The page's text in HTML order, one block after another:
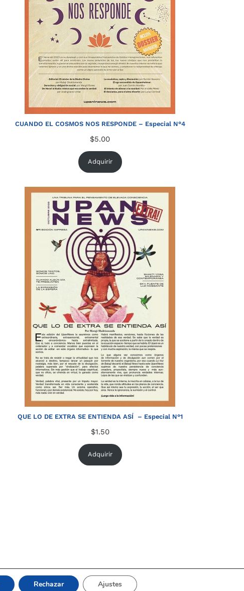
CUANDO EL COSMOS NOS RESPONDE – Especial N°4
$5.00
Adquirir
QUE LO DE EXTRA SE ENTIENDA ASÍ – Especial N°1
$1.50
Adquirir
Rechazar Ajustes